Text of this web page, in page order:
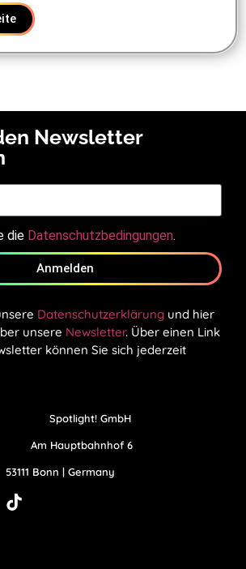
Newsletter
die Datenschutzbedingungen.
Anmelden
Datenschutzerklärung und hier
unsere Newsletter. Über einen Link
können Sie sich jederzeit
Spotlight! GmbH
Am Hauptbahnhof 6
53111 Bonn | Germany